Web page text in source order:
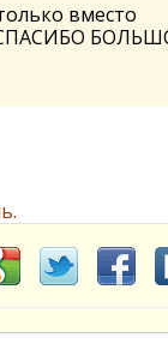
вместо
СПАСИБО